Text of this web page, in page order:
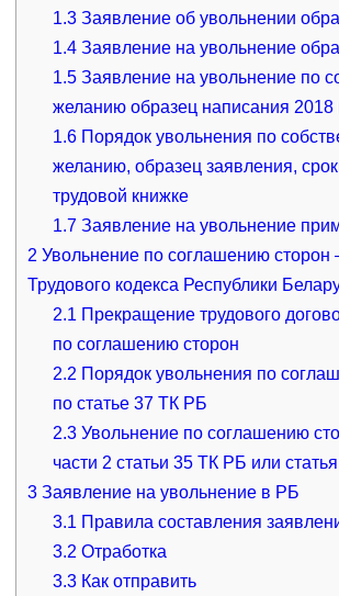
1.3 Заявление об увольнении
1.4 Заявление на увольнение
1.5 Заявление на увольнение по
желанию образец написания 2018
1.6 Порядок увольнения по
желанию, образец заявления,
трудовой книжке
1.7 Заявление на увольнение
2Увольнение по соглашению сторон
Трудового кодекса Республики
2.1 Прекращение трудового
по соглашению сторон
2.2 Порядок увольнения по
по статье 37 ТК РБ
2.3 Увольнение по соглашению
части 2 статьи 35 ТК РБ или
3Заявление на увольнение в РБ
3.1 Правила составления
3.2 Отработка
3.3 Как отправить